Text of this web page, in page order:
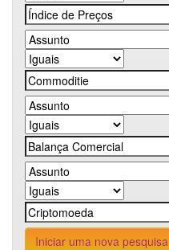
Iniciar uma nova pesquisa